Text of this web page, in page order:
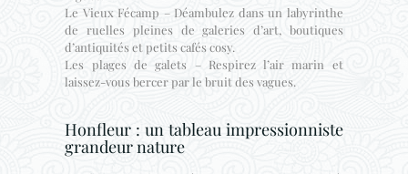
Le Vieux Fécamp – Déambulez dans un labyrinthe
de ruelles pleines de galeries d’art, boutiques
d’antiquités et petits cafés cosy.
Les plages de galets – Respirez l’air marin et
laissez-vous bercer par le bruit des vagues.
Honfleur : un tableau impressionniste
grandeur nature